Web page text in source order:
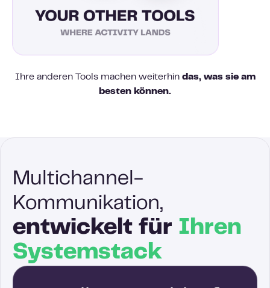
Ihre anderen Tools machen weiterhin das, was sie am
besten können.
Multichannel-
Kommunikation,
entwickelt für Ihren
Systemstack